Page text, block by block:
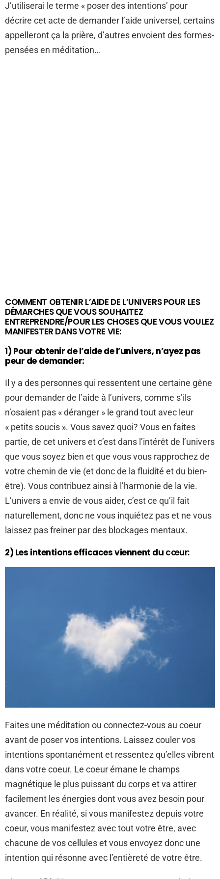
J’utiliserai le terme « poser des intentions’ pour
décrire cet acte de demander l’aide universel, certains
appelleront ça la prière, d’autres envoient des formes-
pensées en méditation…
COMMENT OBTENIR L’AIDE DE L’UNIVERS POUR LES
DÉMARCHES QUE VOUS SOUHAITEZ
ENTREPRENDRE/POUR LES CHOSES QUE VOUS VOULEZ
MANIFESTER DANS VOTRE VIE:
1) Pour obtenir de l’aide de l’univers, n’ayez pas
peur de demander:
Il y a des personnes qui ressentent une certaine gêne
pour demander de l’aide à l’univers, comme s’ils
n’osaient pas « déranger » le grand tout avec leur
« petits soucis ». Vous savez quoi? Vous en faites
partie, de cet univers et c’est dans l’intérêt de l’univers
que vous soyez bien et que vous vous rapprochez de
votre chemin de vie (et donc de la fluidité et du bien-
être). Vous contribuez ainsi à l’harmonie de la vie.
L’univers a envie de vous aider, c’est ce qu’il fait
naturellement, donc ne vous inquiétez pas et ne vous
laissez pas freiner par des blockages mentaux.
2) Les intentions efficaces viennent du cœur:
Faites une méditation ou connectez-vous au coeur
avant de poser vos intentions. Laissez couler vos
intentions spontanément et ressentez qu’elles vibrent
dans votre coeur. Le coeur émane le champs
magnétique le plus puissant du corps et va attirer
facilement les énergies dont vous avez besoin pour
avancer. En réalité, si vous manifestez depuis votre
coeur, vous manifestez avec tout votre être, avec
chacune de vos cellules et vous envoyez donc une
intention qui résonne avec l’entièreté de votre être.